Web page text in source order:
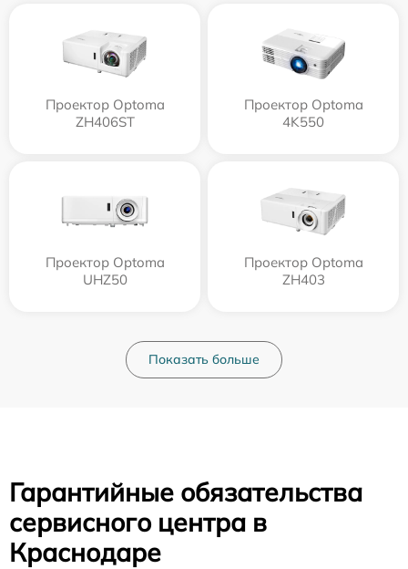
Проектор Optoma
ZH406ST
Проектор Optoma
4K550
Проектор Optoma
UHZ50
Проектор Optoma
ZH403
Показать больше
Гарантийные обязательства
сервисного центра в
Краснодаре